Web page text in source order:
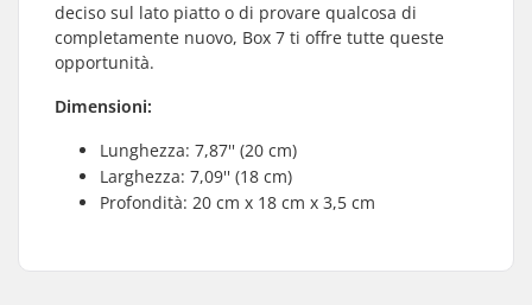
deciso sul lato piatto o di provare qualcosa di
completamente nuovo, Box 7 ti offre tutte queste
opportunità.
Dimensioni:
Lunghezza: 7,87'' (20 cm)
Larghezza: 7,09'' (18 cm)
Profondità: 20 cm x 18 cm x 3,5 cm